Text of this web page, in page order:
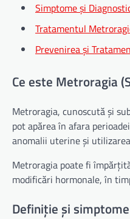
Simptome și
Tratamentul
Prevenirea și
Ce este Metroragia
Metroragia, cunoscută și
pot apărea în afara
anomalii uterine și
Metroragia poate fi
modificări hormonale, în
Definiție și simptome